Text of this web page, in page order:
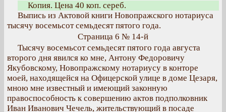
Копия. Цена 40 коп. сереб.
Выпись из Актовой книги Новопражского нотариуса
тысячу восемьсот семьдесят пятого года.
Страница 6 № 14-й
Тысячу восемьсот семьдесят пятого года августа
второго дня явился ко мне, Антону Федоровичу
Якубовскому, Новопражскому нотариусу в конторе
моей, находящейся на Офицерской улице в доме Цезаря,
мною мне известный и имеющий законную
правоспособность к совершению актов подполковник
Иван Иванович Чечель, жительствующий в посаде